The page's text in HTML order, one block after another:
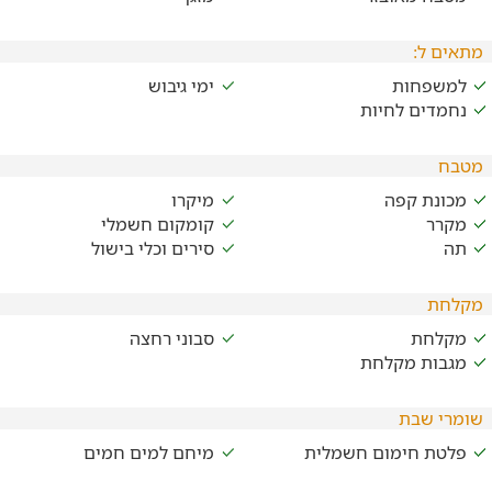
מתאים ל:
למשפחות
ימי גיבוש
נחמדים לחיות
מטבח
מכונת קפה
מיקרו
מקרר
קומקום חשמלי
תה
סירים וכלי בישול
מקלחת
מקלחת
סבוני רחצה
מגבות מקלחת
שומרי שבת
פלטת חימום חשמלית
מיחם למים חמים